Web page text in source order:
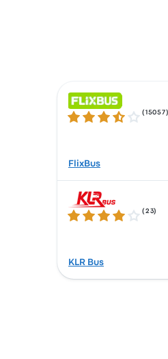
3.5 / 5 星 ( 15057 )
FlixBus
4.0 / 5 星 ( 23)
KLR Bus